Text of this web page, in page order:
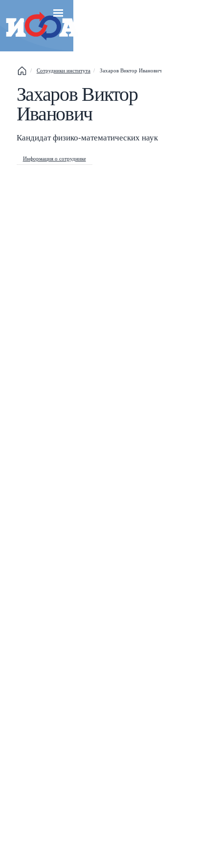
Сотрудники института Захаров Виктор Иванович
Захаров Виктор
Иванович
Кандидат физико-математических наук
Информация о сотруднике
This help popup
Search popup /
Navigate posts